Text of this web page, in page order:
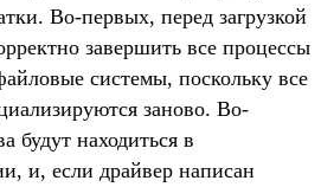
Во-первых, перед загрузкой
завершить все процессы
системы, поскольку все
заново. Во-
будут находиться в
и, если драйвер написан